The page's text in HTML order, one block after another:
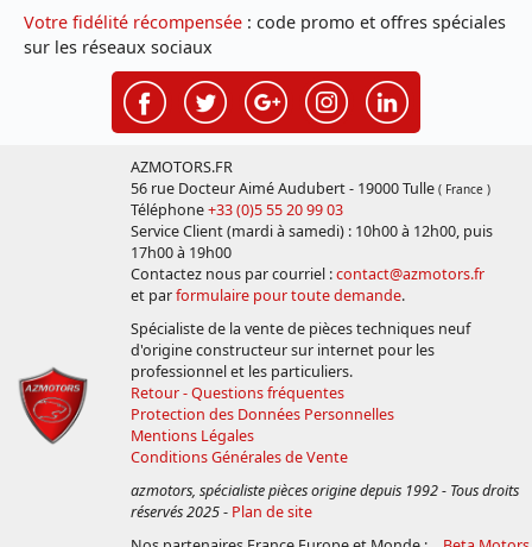
Votre fidélité récompensée : code promo et offres spéciales
sur les réseaux sociaux
AZMOTORS.FR
56 rue Docteur Aimé Audubert - 19000 Tulle ( France )
Téléphone+33 (0)5 55 20 99 03
Service Client (mardi à samedi) : 10h00 à 12h00, puis
17h00 à 19h00
Contactez nous par courriel :contact@azmotors.fr
et parformulaire pour toute demande.
Spécialiste de la vente de pièces techniques neuf
d'origine constructeur sur internet pour les
professionnel et les particuliers.
Retour - Questions fréquentes
Protection des Données Personnelles
Mentions Légales
Conditions Générales de Vente
azmotors, spécialiste pièces origine depuis 1992 - Tous droits
réservés 2025- Plan de site